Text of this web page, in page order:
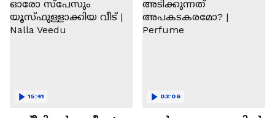
15:41 03:06